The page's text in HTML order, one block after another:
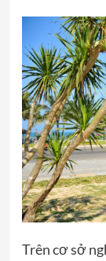
Trên cơ sở